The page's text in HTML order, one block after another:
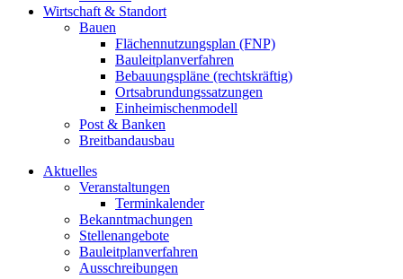
Wirtschaft & Standort
Bauen
Flächennutzungsplan (FNP)
Bauleitplanverfahren
Bebauungspläne (rechtskräftig)
Ortsabrundungssatzungen
Einheimischenmodell
Post & Banken
Breitbandausbau
Aktuelles
Veranstaltungen
Terminkalender
Bekanntmachungen
Stellenangebote
Bauleitplanverfahren
Ausschreibungen